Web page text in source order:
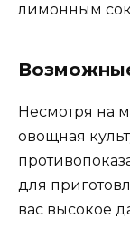
лимонным
Несмотря на
овощная
для
вас высокое